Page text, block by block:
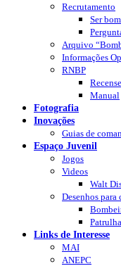
Recrutamento
Ser
Arquivo
Informações
RNBP
Manual
Fotografia
Inovações
Guias de
Espaço Juvenil
Jogos
Videos
Walt
Desenhos
Links de Interesse
MAI
ANEPC